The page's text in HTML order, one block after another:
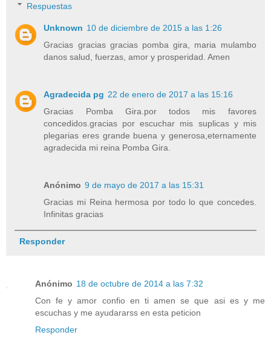
Respuestas
Unknown 10 de diciembre de 2015 a las 1:26
Gracias gracias gracias pomba gira, maria mulambo
danos salud, fuerzas, amor y prosperidad. Amen
Agradecida pg 22 de enero de 2017 a las 15:16
Gracias Pomba Gira.por todos mis favores
concedidos.gracias por escuchar mis suplicas y mis
plegarias eres grande buena y generosa,eternamente
agradecida mi reina Pomba Gira.
Anónimo 9 de mayo de 2017 a las 15:31
Gracias mi Reina hermosa por todo lo que concedes.
Infinitas gracias
Responder
Anónimo 18 de octubre de 2014 a las 7:32
Con fe y amor confio en ti amen se que asi es y me
escuchas y me ayudararss en esta peticion
Responder